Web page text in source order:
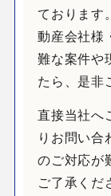
ております
動産会社様
難な案件や
たら、是非
直接当社へ
りお問い合
のご対応が
ご了承くだ